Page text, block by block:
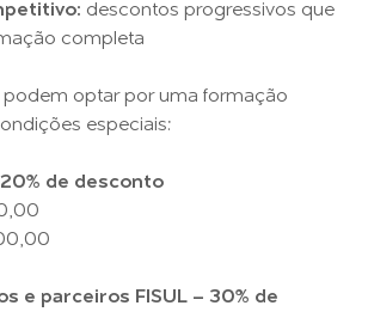
descontos progressivos que
completa
podem optar por uma formação
especiais:
de desconto
e parceiros FISUL – 30% de